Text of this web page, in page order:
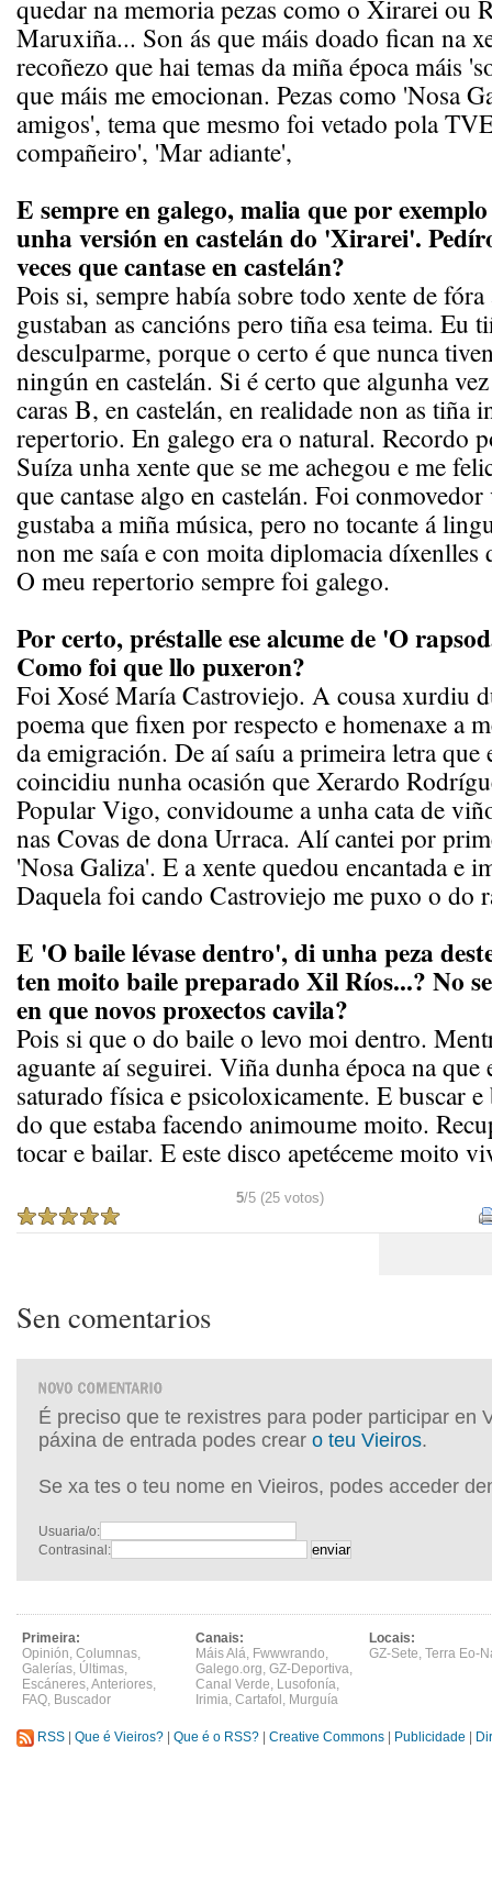
quedar na memoria pezas como o Xirarei ou
Maruxiña... Son ás que máis doado fican na
recoñezo que hai temas da miña época máis
que máis me emocionan. Pezas como 'Nosa
amigos', tema que mesmo foi vetado pola
compañeiro', 'Mar adiante',
E sempre en galego, malia que por
unha versión en castelán do 'Xirarei'.
veces que cantase en castelán?
Pois si, sempre había sobre todo xente de
gustaban as cancións pero tiña esa teima. Eu
desculparme, porque o certo é que nunca
ningún en castelán. Si é certo que algunha
caras B, en castelán, en realidade non as tiña
repertorio. En galego era o natural. Recordo
Suíza unha xente que se me achegou e me
que cantase algo en castelán. Foi
gustaba a miña música, pero no tocante á
non me saía e con moita diplomacia díxenlles
O meu repertorio sempre foi galego.
Por certo, préstalle ese alcume de 'O
Como foi que llo puxeron?
Foi Xosé María Castroviejo. A cousa xurdiu
poema que fixen por respecto e homenaxe a
da emigración. De aí saíu a primeira letra que
coincidiu nunha ocasión que Xerardo
Popular Vigo, convidoume a unha cata de
nas Covas de dona Urraca. Alí cantei por
'Nosa Galiza'. E a xente quedou encantada e
Daquela foi cando Castroviejo me puxo o do
E 'O baile lévase dentro', di unha peza
ten moito baile preparado Xil Ríos...? No
en que novos proxectos cavila?
Pois si que o do baile o levo moi dentro.
aguante aí seguirei. Viña dunha época na que
saturado física e psicoloxicamente. E buscar
do que estaba facendo animoume moito.
tocar e bailar. E este disco apetéceme moito
5/5 (25 votos)
Sen comentarios
É preciso que te rexistres para poder participar en
páxina de entrada podes crear o teu Vieiros.
Se xa tes o teu nome en Vieiros, podes acceder
Usuaria/o:
Contrasinal:
Primeira:
Opinión, Columnas,
Galerías, Últimas,
Escáneres,Anteriores,
FAQ, Buscador
Canais:
Máis Alá, Fwwwrando,
Galego.org, GZ-Deportiva,
Canal Verde, Lusofonía,
Irimia, Cartafol , Murguía
Locais:
GZ-Sete, Terra Eo-
RSS Que é Vieiros? Que é o RSS? Creative Commons Publicidade